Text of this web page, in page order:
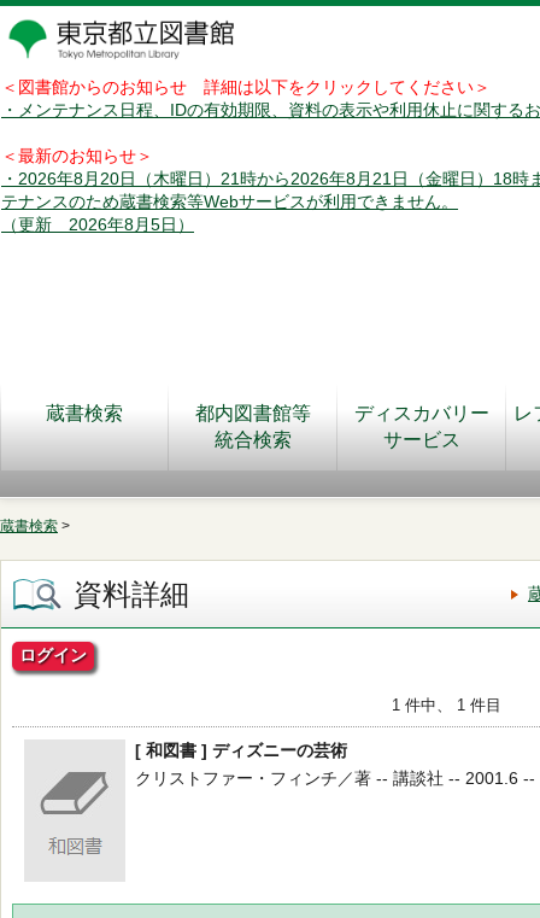
＜図書館からのお知らせ 詳細は以下をクリックしてください＞
・メンテナンス日程、IDの有効期限、資料の表示や利用休止に関する
＜最新のお知らせ＞
・2026年8月20日（木曜日）21時から2026年8月21日（金曜日）18時
テナンスのため蔵書検索等Webサービスが利用できません。
（更新 2026年8月5日）
蔵書検索
都内図書館等
統合検索
ディスカバリー
サービス
レ
蔵書検索 >
資料詳細
ログイン
1 件中、 1 件目
[ 和図書 ] ディズニーの芸術
クリストファー・フィンチ／著 -- 講談社 -- 2001.6 --